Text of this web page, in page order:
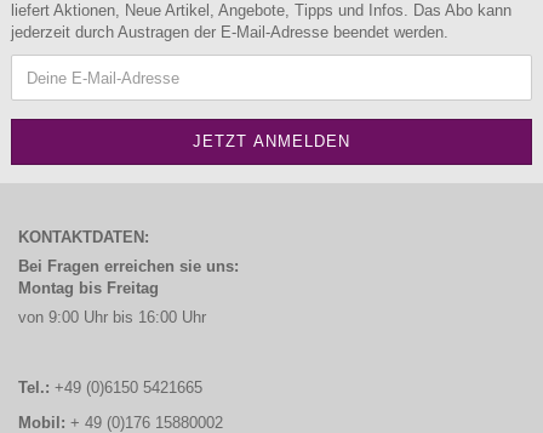
liefert Aktionen, Neue Artikel, Angebote, Tipps und Infos. Das Abo kann
jederzeit durch Austragen der E-Mail-Adresse beendet werden.
KONTAKTDATEN:
Bei Fragen erreichen sie uns:
Montag bis Freitag
von 9:00 Uhr bis 16:00 Uhr
Tel.: +49 (0)6150 5421665
Mobil: + 49 (0)176 15880002